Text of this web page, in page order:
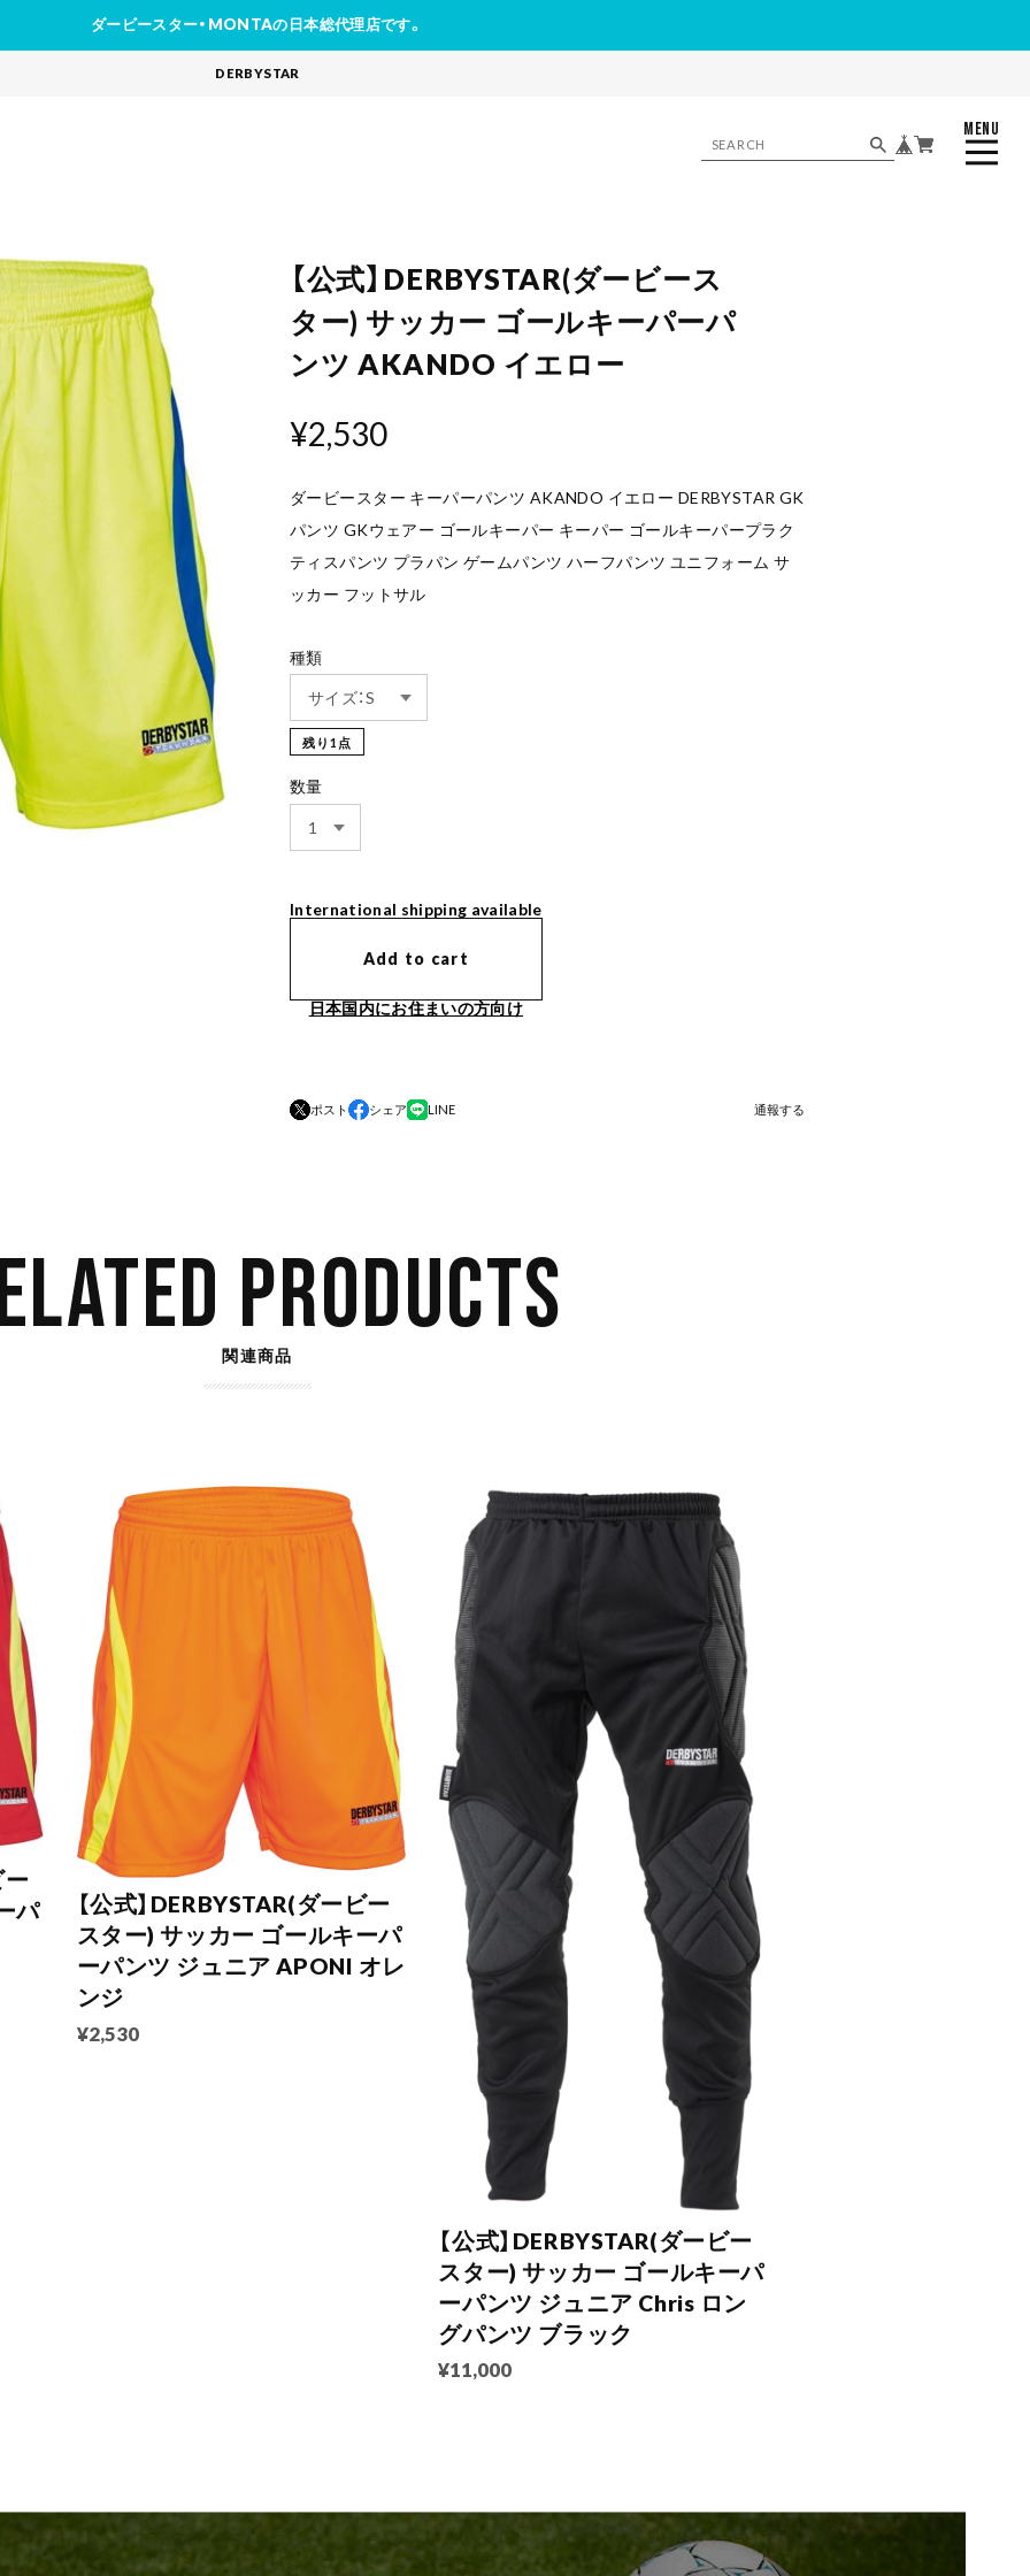
ダービースター・MONTAの日本総代理店です。
DERBYSTAR
MENU
CLOSE
【公式】DERBYSTAR(ダービース
ター) サッカー ゴールキーパーパ
ンツ AKANDO イエロー
¥2,530
ダービースター キーパーパンツ AKANDO イエロー DERBYSTAR GK
パンツ GKウェアー ゴールキーパー キーパー ゴールキーパープラク
ティスパンツ プラパン ゲームパンツ ハーフパンツ ユニフォーム サ
ッカー フットサル
種類
残り1点
数量
International shipping available
Add to cart
日本国内にお住まいの方向け
ポスト シェア LINE 通報する
PRODUCTS
関連商品
ー
パ
【公式】DERBYSTAR(ダービー
スター) サッカー ゴールキーパ
ーパンツ ジュニア APONI オレ
ンジ
¥2,530
【公式】DERBYSTAR(ダービー
スター) サッカー ゴールキーパ
ーパンツ ジュニア Chris ロン
グパンツ ブラック
¥11,000